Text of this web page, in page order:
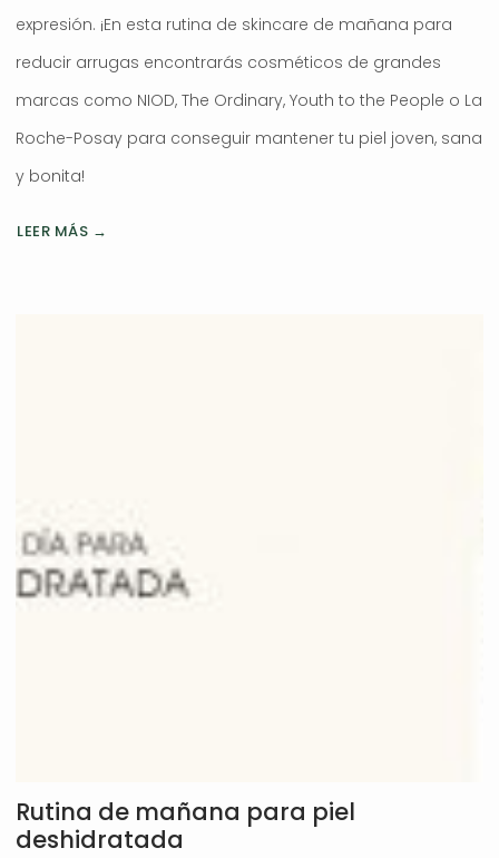
expresión. ¡En esta rutina de skincare de mañana para
reducir arrugas encontrarás cosméticos de grandes
marcas como NIOD, The Ordinary, Youth to the People o La
Roche-Posay para conseguir mantener tu piel joven, sana
y bonita!
LEER MÁS →
Rutina de mañana para piel
deshidratada